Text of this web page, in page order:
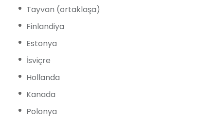
Tayvan (ortaklaşa)
Finlandiya
Estonya
İsviçre
Hollanda
Kanada
Polonya